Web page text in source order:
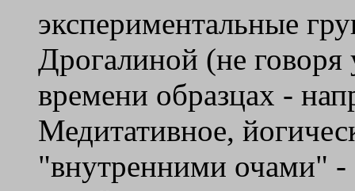
экспериментальные
Дрогалиной (не
времени образцах -
Медитативное,
"внутренними очами"